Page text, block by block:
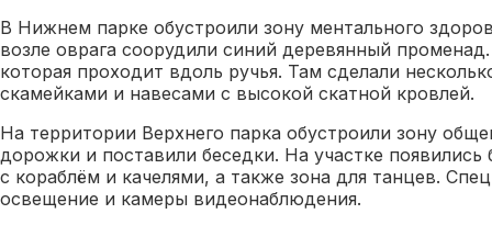
В Нижнем парке обустроили зону ментального
возле оврага соорудили синий деревянный
которая проходит вдоль ручья. Там сделали
скамейками и навесами с высокой скатной кровлей.
На территории Верхнего парка обустроили зону
дорожки и поставили беседки. На участке
с кораблём и качелями, а также зона для танцев.
освещение и камеры видеонаблюдения.